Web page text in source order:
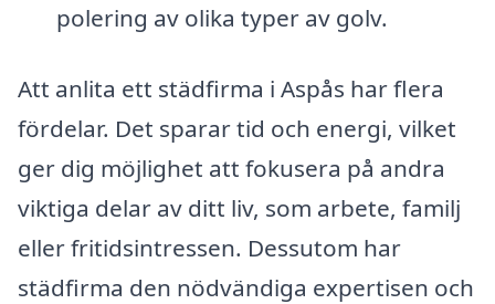
polering av olika typer av golv.
Att anlita ett städfirma i Aspås har flera
fördelar. Det sparar tid och energi, vilket
ger dig möjlighet att fokusera på andra
viktiga delar av ditt liv, som arbete, familj
eller fritidsintressen. Dessutom har
städfirma den nödvändiga expertisen och